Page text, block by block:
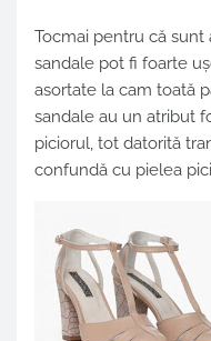
Tocmai pentru că sunt
sandale pot fi foarte
asortate la cam toată
sandale au un atribut
piciorul, tot datorită
confundă cu pielea